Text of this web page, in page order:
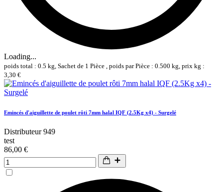
Loading...
poids total : 0.5 kg, Sachet de 1 Pièce , poids par Pièce : 0.500 kg, prix kg :
3,30 €
Emincés d'aiguillette de poulet rôti 7mm halal IQF (2.5Kg x4) - Surgelé
Distributeur 949
test
86,00 €